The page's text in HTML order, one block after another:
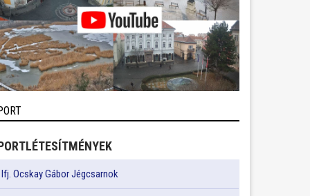
Ifj. Ocskay Gábor Jégcsarnok